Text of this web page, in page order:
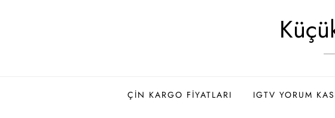
ÇIN KARGO FIYATLARI IGTV YORUM